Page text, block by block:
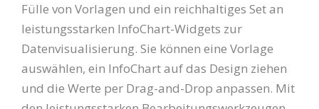
Fülle von Vorlagen und ein reichhaltiges Set an
leistungsstarken InfoChart-Widgets zur
Datenvisualisierung. Sie können eine Vorlage
auswählen, ein InfoChart auf das Design ziehen
und die Werte per Drag-and-Drop anpassen. Mit